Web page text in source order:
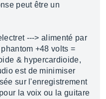
peut être un
---> alimenté par
+48 volts =
& hypercardioide,
est de minimiser
sur l'enregistrement
la voix ou la guitare